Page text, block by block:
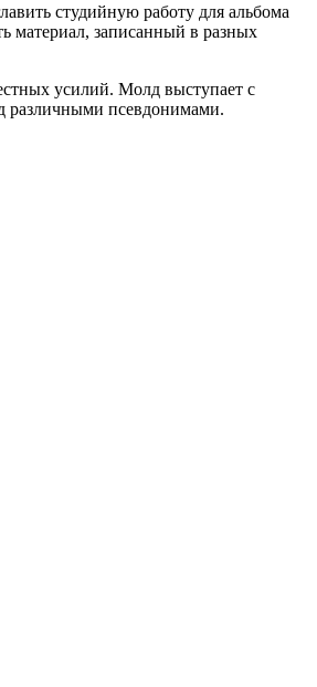
студийную работу для альбома
материал, записанный в разных
усилий. Молд выступает с
различными псевдонимами.